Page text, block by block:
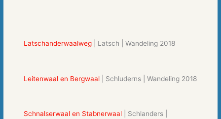
Latschanderwaalweg | Latsch | Wandeling 2018
Leitenwaal en Bergwaal | Schluderns | Wandeling 2018
Schnalserwaal en Stabnerwaal | Schlanders |